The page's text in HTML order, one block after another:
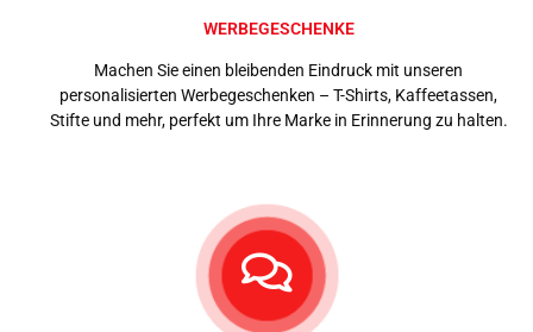
WERBEGESCHENKE
Machen Sie einen bleibenden Eindruck mit unseren
personalisierten Werbegeschenken – T-Shirts, Kaffeetassen,
Stifte und mehr, perfekt um Ihre Marke in Erinnerung zu halten.